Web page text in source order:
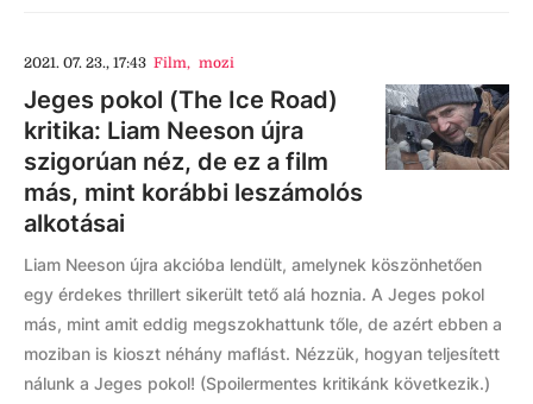
2021. 07. 23., 17:43 Film, mozi
Jeges pokol (The Ice Road)
kritika: Liam Neeson újra
szigorúan néz, de ez a film
más, mint korábbi leszámolós
alkotásai
Liam Neeson újra akcióba lendült, amelynek köszönhetően
egy érdekes thrillert sikerült tető alá hoznia. A Jeges pokol
más, mint amit eddig megszokhattunk tőle, de azért ebben a
moziban is kioszt néhány maflást. Nézzük, hogyan teljesített
nálunk a Jeges pokol! (Spoilermentes kritikánk következik.)